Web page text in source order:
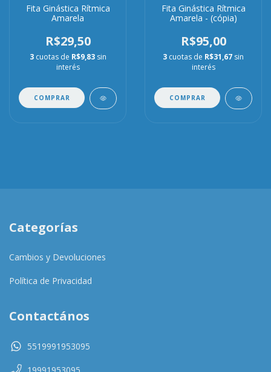
Fita Ginástica Rítmica
Amarela
R$29,50
3 cuotas de R$9,83 sin
interés
COMPRAR
Fita Ginástica Rítmica
Amarela - (cópia)
R$95,00
3 cuotas de R$31,67 sin
interés
COMPRAR
Categorías
Cambios y Devoluciones
Política de Privacidad
Contactános
5519991953095